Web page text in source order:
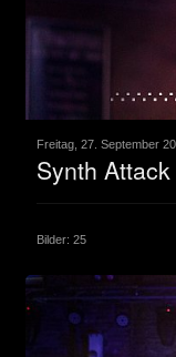
Freitag, 27. September
Synth
Bilder: 25